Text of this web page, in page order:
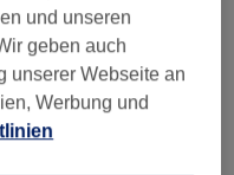
Geschlossen
und unseren
geben auch
unserer Webseite an
Werbung und